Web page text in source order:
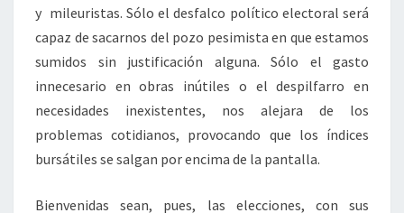
y mileuristas. Sólo el desfalco político electoral será
capaz de sacarnos del pozo pesimista en que estamos
sumidos sin justificación alguna. Sólo el gasto
innecesario en obras inútiles o el despilfarro en
necesidades inexistentes, nos alejara de los
problemas cotidianos, provocando que los índices
bursátiles se salgan por encima de la pantalla.
Bienvenidas sean, pues, las elecciones, con sus